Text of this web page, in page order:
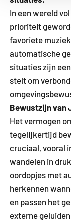
In een wereld
prioriteit
favoriete
automatische
situaties zijn
stelt om
Bewustzijn van
Het vermogen
tegelijkertijd
cruciaal, vooral
wandelen in
oordopjes met
herkennen
en passen het
externe